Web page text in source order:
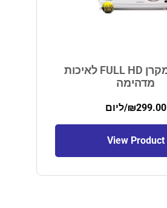
השכרת מקרן FULL HD לאיכות
מדהימה
₪299.00 /ליום
View Product